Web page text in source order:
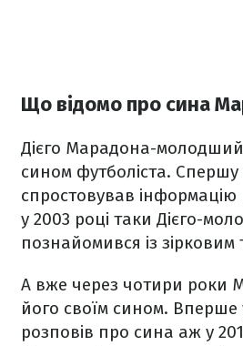
Що відомо про сина
Дієго Марадона-
сином футболіста.
спростовував
у 2003 році таки Дієго-
познайомився із зірковим
А вже через чотири роки
його своїм сином. Вперше
розповів про сина аж у